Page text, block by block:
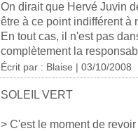
On dirait que Hervé Juvin
être à ce point indifférent à
En tout cas, il n'est pas
complètement la
Écrit par : Blaise | 03/10/2008
SOLEIL VERT
> C'est le moment de